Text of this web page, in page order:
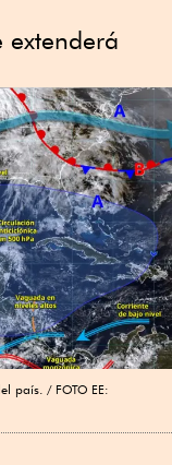
país.
FOTO EE: